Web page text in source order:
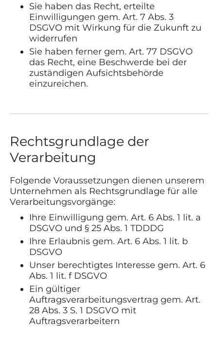
Sie haben das Recht, erteilte
Einwilligungen gem. Art. 7 Abs. 3
DSGVO mit Wirkung für die Zukunft zu
widerrufen
Sie haben ferner gem. Art. 77 DSGVO
das Recht, eine Beschwerde bei der
zuständigen Aufsichtsbehörde
einzureichen.
Rechtsgrundlage der
Verarbeitung
Folgende Voraussetzungen dienen unserem
Unternehmen als Rechtsgrundlage für alle
Verarbeitungsvorgänge:
Ihre Einwilligung gem. Art. 6 Abs. 1 lit. a
DSGVO und § 25 Abs. 1 TDDDG
Ihre Erlaubnis gem. Art. 6 Abs. 1 lit. b
DSGVO
Unser berechtigtes Interesse gem. Art. 6
Abs. 1 lit. f DSGVO
Ein gültiger
Auftragsverarbeitungsvertrag gem. Art.
28 Abs. 3 S. 1 DSGVO mit
Auftragsverarbeitern